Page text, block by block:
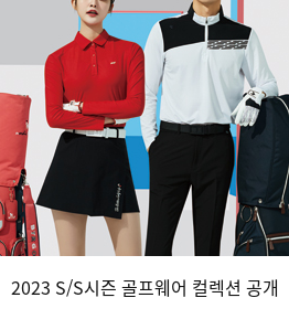
2023 S/S시즌 골프웨어 컬렉션 공개